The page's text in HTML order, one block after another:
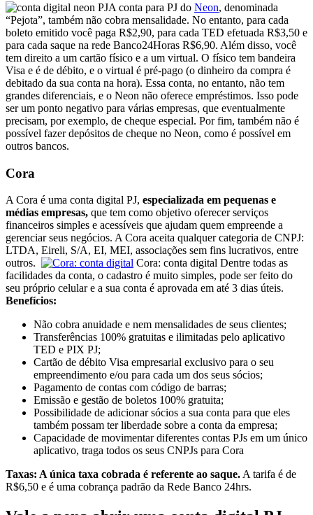
A conta para PJ do Neon, denominada
“Pejota”, também não cobra mensalidade. No entanto, para cada
boleto emitido você paga R$2,90, para cada TED efetuada R$3,50 e
para cada saque na rede Banco24Horas R$6,90. Além disso, você
tem direito a um cartão físico e a um virtual. O físico tem bandeira
Visa e é de débito, e o virtual é pré-pago (o dinheiro da compra é
debitado da sua conta na hora). Essa conta, no entanto, não tem
grandes diferenciais, e o Neon não oferece empréstimos. Isso pode
ser um ponto negativo para várias empresas, que eventualmente
precisam, por exemplo, de cheque especial. Por fim, também não é
possível fazer depósitos de cheque no Neon, como é possível em
outros bancos.
Cora
A Cora é uma conta digital PJ, especializada em pequenas e
médias empresas, que tem como objetivo oferecerserviços
financeiros simples e acessíveis que ajudam quem empreende a
gerenciar seus negócios. A Cora aceita qualquer categoria de CNPJ:
LTDA, Eireli, S/A, EI, MEI, associações sem fins lucrativos, entre
outros.
Cora: conta digital Dentre todas as
facilidades da conta, o cadastro é muito simples, pode ser feito do
seu próprio celular e a sua conta é aprovada em até 3 dias úteis.
Benefícios:
Não cobra anuidade e nem mensalidades de seus clientes;
Transferências 100% gratuitas e ilimitadas pelo aplicativo
TED e PIX PJ;
Cartão de débito Visa empresarial exclusivo para o seu
empreendimento e/ou para cada um dos seus sócios;
Pagamento de contas com código de barras;
Emissão e gestão de boletos 100% gratuita;
Possibilidade de adicionar sócios a sua conta para que eles
também possam ter liberdade sobre a conta da empresa;
Capacidade de movimentar diferentes contas PJs em um único
aplicativo, traga todos os seus CNPJs para Cora
Taxas: A única taxa cobrada é referente ao saque.A tarifa é de
R$6,50 e é uma cobrança padrão da Rede Banco 24hrs.